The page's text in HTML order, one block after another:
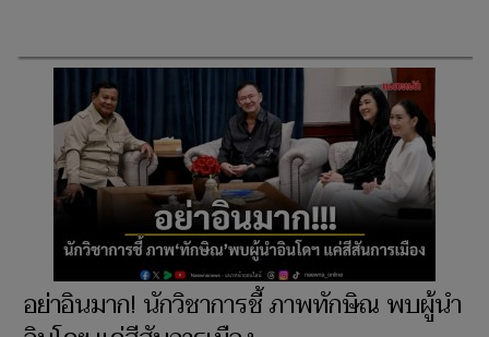
อย่าอินมาก! นักวิชาการชี้ ภาพทักษิณ พบผู้นำ